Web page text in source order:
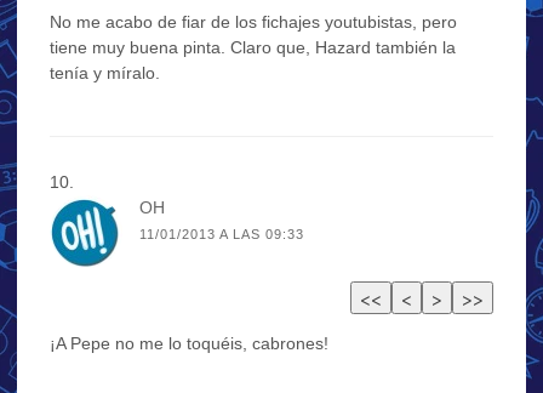
No me acabo de fiar de los fichajes youtubistas, pero
tiene muy buena pinta. Claro que, Hazard también la
tenía y míralo.
OH
11/01/2013 A LAS 09:33
¡A Pepe no me lo toquéis, cabrones!